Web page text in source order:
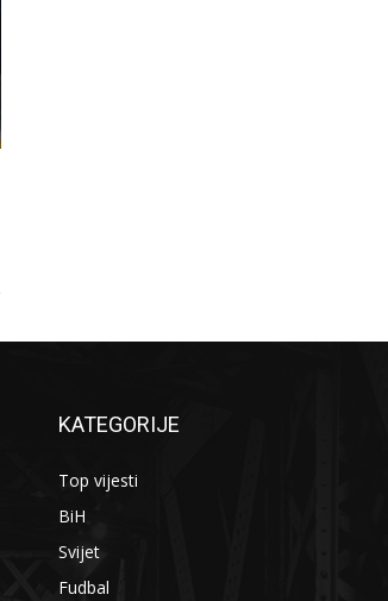
KATEGORIJE
Top vijesti
BiH
Svijet
Fudbal